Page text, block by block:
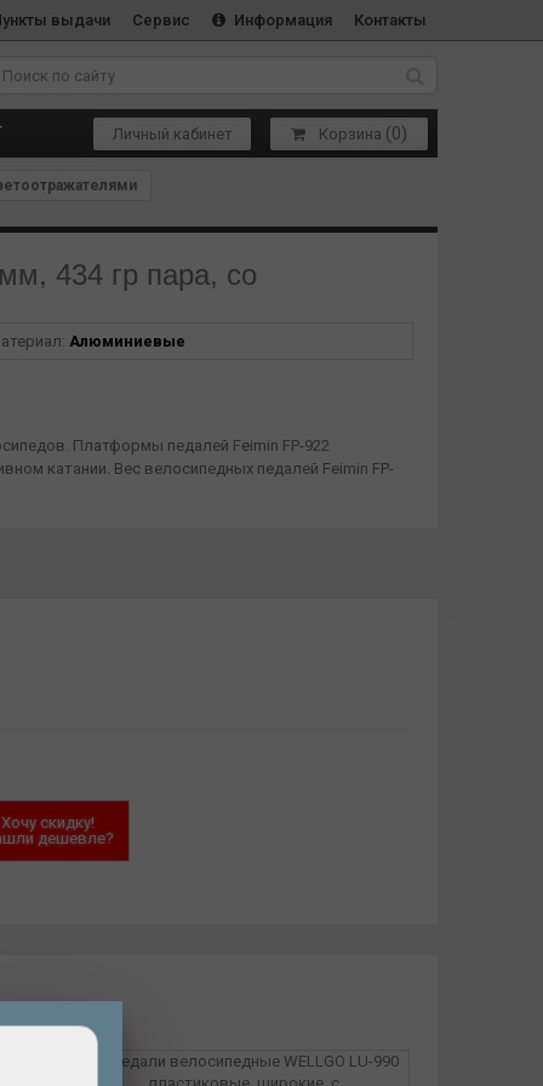
выдачи Сервис Информация Контакты
Личный кабинет Корзина (0)
434 гр пара, со
Алюминиевые
Платформы педалей Feimin FP-922
катании. Вес велосипедных педалей Feimin FP-
Хочу скидку!
дешевле?